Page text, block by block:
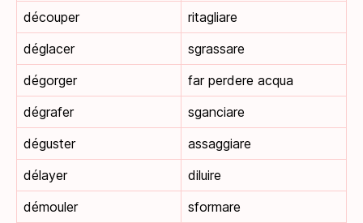
découper
ritagliare
déglacer
sgrassare
dégorger
far perdere acqua
dégrafer
sganciare
déguster
assaggiare
délayer
diluire
démouler
sformare